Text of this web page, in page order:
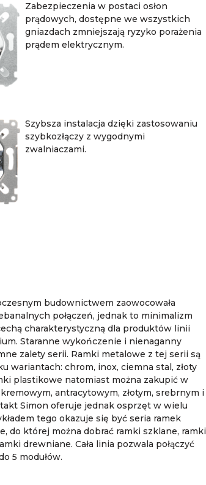
Zabezpieczenia w postaci osłon
prądowych, dostępne we wszystkich
gniazdach zmniejszają ryzyko porażenia
prądem elektrycznym.
Szybsza instalacja dzięki zastosowaniu
szybkozłączy z wygodnymi
zwalniaczami.
budownictwem zaowocowała
połączeń, jednak to minimalizm
charakterystyczną dla produktów linii
Staranne wykończenie i nienaganny
zalety serii. Ramki metalowe z tej serii są
wariantach: chrom, inox, ciemna stal, złoty
plastikowe natomiast można zakupić w
antracytowym, złotym, srebrnym i
Simon oferuje jednak osprzęt w wielu
tego okazuje się być seria ramek
do której można dobrać ramki szklane, ramki
drewniane. Cała linia pozwala połączyć
5 modułów.